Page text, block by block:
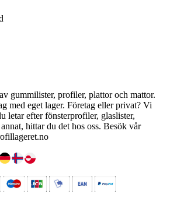
gummilister, profiler, plattor och mattor.
med eget lager. Företag eller privat? Vi
letar efter fönsterprofiler, glaslister,
hittar du det hos oss. Besök vår